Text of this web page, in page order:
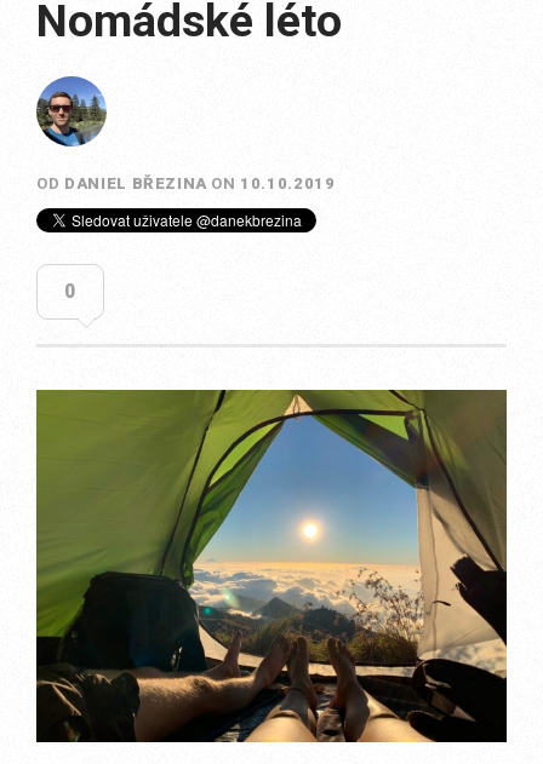
Nomádské léto
OD DANIEL BŘEZINA ON 10.10.2019
0